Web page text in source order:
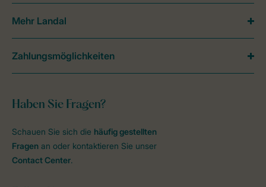
Haben Sie Fragen?
Schauen Sie sich die häufig gestellten
Fragen an oder kontaktieren Sie unser
Contact Center.
Mehr Landal
Zahlungsmöglichkeiten